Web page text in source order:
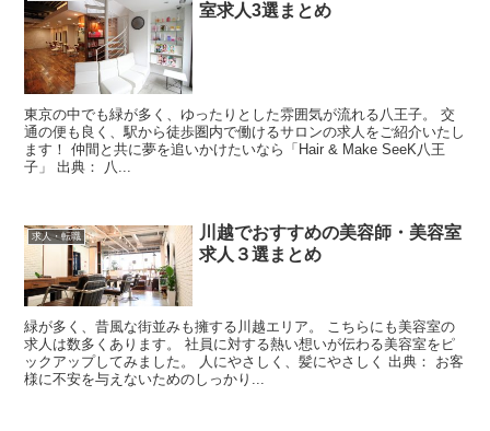
室求人3選まとめ
東京の中でも緑が多く、ゆったりとした雰囲気が流れる八王子。 交
通の便も良く、駅から徒歩圏内で働けるサロンの求人をご紹介いたし
ます！ 仲間と共に夢を追いかけたいなら「Hair & Make SeeK八王
子」 出典： 八...
求人・転職
川越でおすすめの美容師・美容室
求人３選まとめ
緑が多く、昔風な街並みも擁する川越エリア。 こちらにも美容室の
求人は数多くあります。 社員に対する熱い想いが伝わる美容室をピ
ックアップしてみました。 人にやさしく、髪にやさしく 出典： お客
様に不安を与えないためのしっかり...